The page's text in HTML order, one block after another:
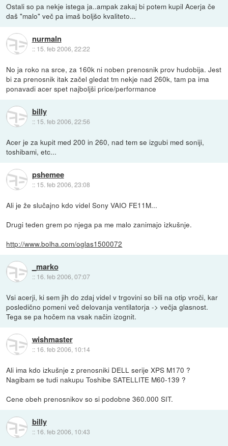
Ostali so pa nekje istega ja..ampak zakaj bi potem kupil Acerja če
daš "malo" več pa imaš boljšo kvaliteto...
nurmaln
:: 15. feb 2006, 22:22
No ja roko na srce, za 160k ni noben prenosnik prov hudobija. Jest
bi za prenosnik itak začel gledat tm nekje nad 260k, tam pa ima
ponavadi acer spet najboljši price/performance
billy
:: 15. feb 2006, 22:56
Acer je za kupit med 200 in 260, nad tem se izgubi med soniji,
toshibami, etc...
pshemee
:: 15. feb 2006, 23:08
Ali je že slučajno kdo videl Sony VAIO FE11M...
Drugi teden grem po njega pa me malo zanimajo izkušnje.
http://www.bolha.com/oglas1500072
_marko
:: 16. feb 2006, 07:07
Vsi acerji, ki sem jih do zdaj videl v trgovini so bili na otip vroči, kar
posledično pomeni več delovanja ventilatorja -> večja glasnost.
Tega se pa hočem na vsak način izognit.
wishmaster
:: 16. feb 2006, 10:14
Ali ima kdo izkušnje z prenosniki DELL serije XPS M170 ?
Nagibam se tudi nakupu Toshibe SATELLITE M60-139 ?
Cene obeh prenosnikov so si podobne 360.000 SIT.
billy
:: 16. feb 2006, 10:43